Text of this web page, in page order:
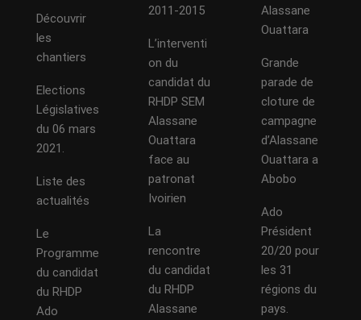
Découvrir
les
chantiers
Elections
Législatives
du 06 mars
2021.
Liste des
actualités
Le
Programme
du candidat
du RHDP
Ado
2011-2015
L’interventi
on du
candidat du
RHDP SEM
Alassane
Ouattara
face au
patronat
Ivoirien
La
rencontre
du candidat
du RHDP
Alassane
Alassane
Ouattara
Grande
parade de
cloture de
campagne
d’Alassane
Ouattara a
Abobo
Ado
Président
20/20 pour
les 31
régions du
pays.